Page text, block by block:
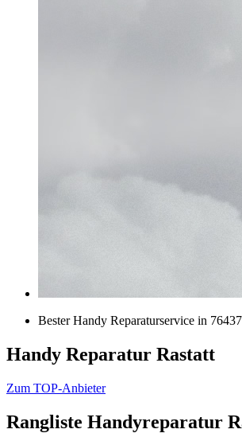
Bester Handy Reparaturservice in
Handy Reparatur Rastatt
Zum TOP-Anbieter
Rangliste Handyreparatur